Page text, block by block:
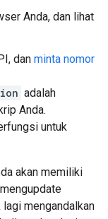
Anda, dan lihat
dan minta nomor
adalah
Anda.
untuk
akan memiliki
mengandalkan